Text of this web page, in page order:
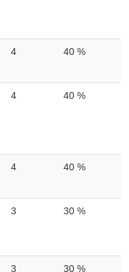
4 40 %
4 40 %
4 40 %
3 30 %
3 30 %